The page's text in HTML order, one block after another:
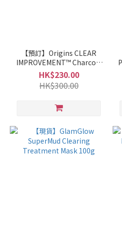
【預訂】Origins CLEAR
IMPROVEMENT™ Charcoal
Honey Mask To Purify &
Nourish 竹炭蜂蜜潔淨滋養
面膜
HK$230.00
HK$300.00